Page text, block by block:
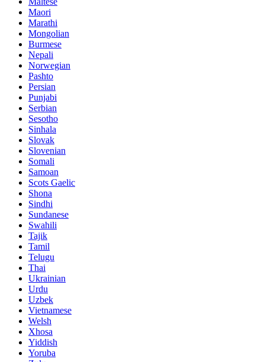
Maori
Marathi
Mongolian
Burmese
Nepali
Norwegian
Pashto
Persian
Punjabi
Serbian
Sesotho
Sinhala
Slovak
Slovenian
Somali
Samoan
Scots Gaelic
Shona
Sindhi
Sundanese
Swahili
Tajik
Tamil
Telugu
Thai
Ukrainian
Urdu
Uzbek
Vietnamese
Welsh
Xhosa
Yiddish
Yoruba